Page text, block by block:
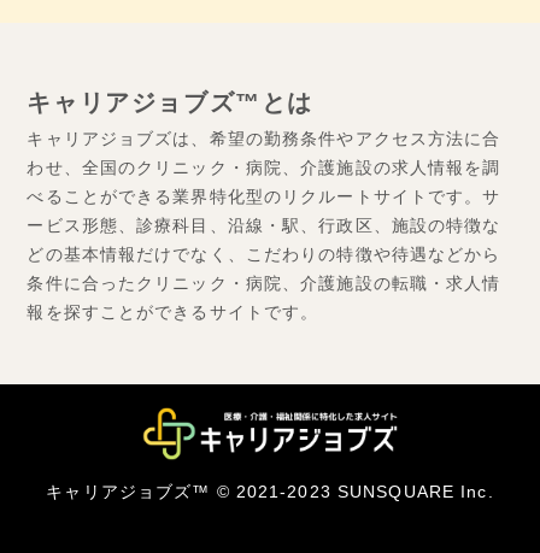
キャリアジョブズ™とは
キャリアジョブズは、希望の勤務条件やアクセス方法に合
わせ、全国のクリニック・病院、介護施設の求人情報を調
べることができる業界特化型のリクルートサイトです。サ
ービス形態、診療科目、沿線・駅、行政区、施設の特徴な
どの基本情報だけでなく、こだわりの特徴や待遇などから
条件に合ったクリニック・病院、介護施設の転職・求人情
報を探すことができるサイトです。
キャリアジョブズ™ © 2021-2023 SUNSQUARE Inc.